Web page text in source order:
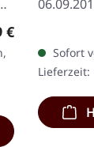
Preis:
€
Mist.
Foscor…
Sofort
Lieferzeit: